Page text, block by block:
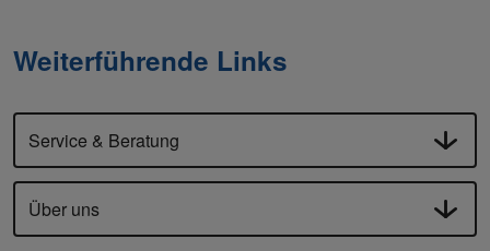
Weiterführende Links
Service & Beratung
Über uns